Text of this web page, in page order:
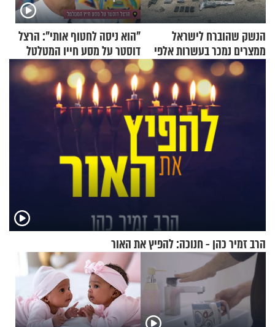
הנשק שהוברח לישראל
ממצרים נמכר בעשרות אלפי
שקלים
"הוא ניסה לחטוף אותי": הרצל
דוסטר על מסע חייו המטלטל
הרב זמיר כהן - חנוכה: להפיץ את האור